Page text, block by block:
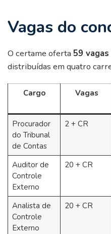
Vagas do
O certame oferta 59 vagas
distribuídas em quatro
Cargo Vagas
Procurador
do Tribunal
de Contas
2 + CR
Auditor de
Controle
Externo
20 + CR
Analista de
Controle
Externo
20 + CR